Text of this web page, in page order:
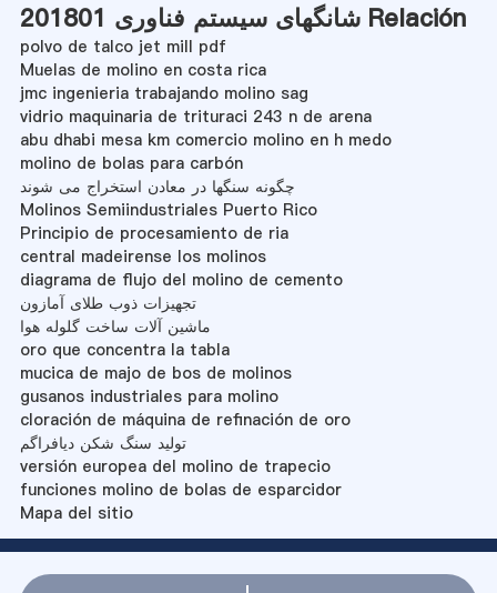
شانگهای سیستم فناوری 201801 Relación
polvo de talco jet mill pdf
Muelas de molino en costa rica
jmc ingenieria trabajando molino sag
vidrio maquinaria de trituraci 243 n de arena
abu dhabi mesa km comercio molino en h medo
molino de bolas para carbón
چگونه سنگها در معادن استخراج می شوند
Molinos Semiindustriales Puerto Rico
Principio de procesamiento de ria
central madeirense los molinos
diagrama de flujo del molino de cemento
تجهیزات ذوب طلای آمازون
ماشین آلات ساخت گلوله هوا
oro que concentra la tabla
mucica de majo de bos de molinos
gusanos industriales para molino
cloración de máquina de refinación de oro
تولید سنگ شکن دیافراگم
versión europea del molino de trapecio
funciones molino de bolas de esparcidor
Mapa del sitio